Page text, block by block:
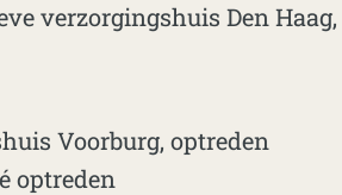
verzorgingshuis Den
Voorburg, optreden
optreden